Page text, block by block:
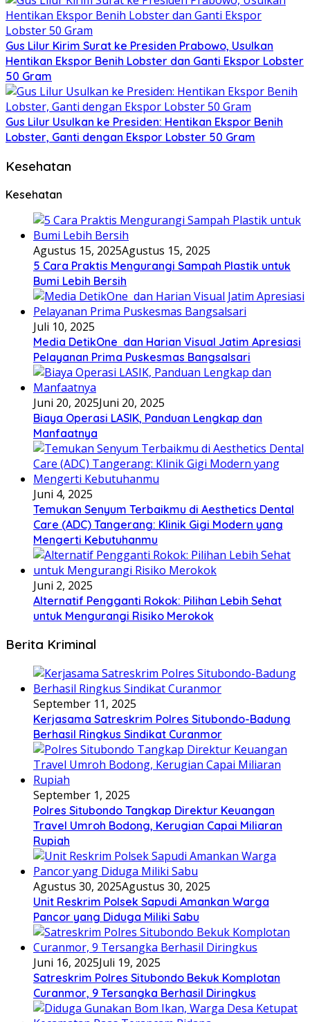
Gus Lilur Kirim Surat ke Presiden Prabowo, Usulkan
Hentikan Ekspor Benih Lobster dan Ganti Ekspor Lobster
50 Gram
Gus Lilur Usulkan ke Presiden: Hentikan Ekspor Benih
Lobster, Ganti dengan Ekspor Lobster 50 Gram
Kesehatan
Kesehatan
Agustus 15, 2025Agustus 15, 2025
5 Cara Praktis Mengurangi Sampah Plastik untuk
Bumi Lebih Bersih
Juli 10, 2025
Media DetikOne dan Harian Visual Jatim Apresiasi
Pelayanan Prima Puskesmas Bangsalsari
Juni 20, 2025Juni 20, 2025
Biaya Operasi LASIK, Panduan Lengkap dan
Manfaatnya
Juni 4, 2025
Temukan Senyum Terbaikmu di Aesthetics Dental
Care (ADC) Tangerang: Klinik Gigi Modern yang
Mengerti Kebutuhanmu
Juni 2, 2025
Alternatif Pengganti Rokok: Pilihan Lebih Sehat
untuk Mengurangi Risiko Merokok
Berita Kriminal
September 11, 2025
Kerjasama Satreskrim Polres Situbondo-Badung
Berhasil Ringkus Sindikat Curanmor
September 1, 2025
Polres Situbondo Tangkap Direktur Keuangan
Travel Umroh Bodong, Kerugian Capai Miliaran
Rupiah
Agustus 30, 2025Agustus 30, 2025
Unit Reskrim Polsek Sapudi Amankan Warga
Pancor yang Diduga Miliki Sabu
Juni 16, 2025Juli 19, 2025
Satreskrim Polres Situbondo Bekuk Komplotan
Curanmor, 9 Tersangka Berhasil Diringkus